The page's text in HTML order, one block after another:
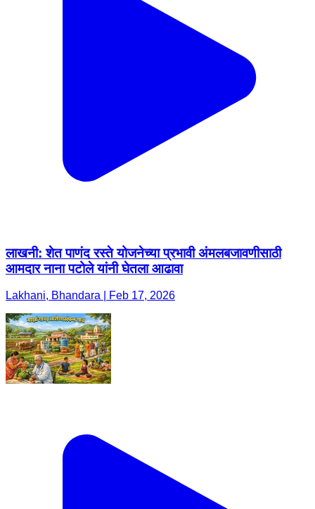
लाखनी: शेत पाणंद रस्ते योजनेच्या प्रभावी अंमलबजावणीसाठी
आमदार नाना पटोले यांनी घेतला आढावा
Lakhani, Bhandara | Feb 17, 2026